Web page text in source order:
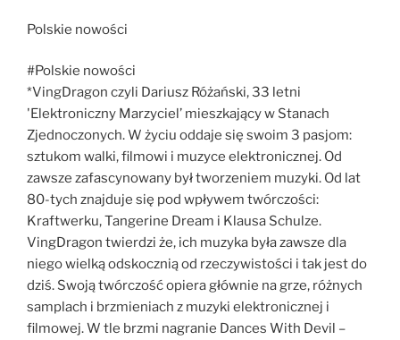
Polskie nowości
#Polskie nowości
*VingDragon czyli Dariusz Różański, 33 letni
'Elektroniczny Marzyciel’ mieszkający w Stanach
Zjednoczonych. W życiu oddaje się swoim 3 pasjom:
sztukom walki, filmowi i muzyce elektronicznej. Od
zawsze zafascynowany był tworzeniem muzyki. Od lat
80-tych znajduje się pod wpływem twórczości:
Kraftwerku, Tangerine Dream i Klausa Schulze.
VingDragon twierdzi że, ich muzyka była zawsze dla
niego wielką odskocznią od rzeczywistości i tak jest do
dziś. Swoją twórczość opiera głównie na grze, różnych
samplach i brzmieniach z muzyki elektronicznej i
filmowej. W tle brzmi nagranie Dances With Devil –